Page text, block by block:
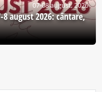
07-08 august, 2026
8 august 2026: cântare,